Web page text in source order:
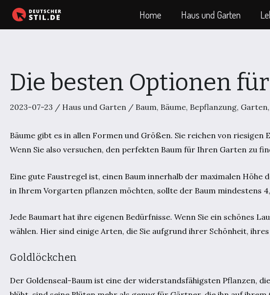
Zum
Inhalt
Home Haus und Garten
Die besten Optionen
2023-07-23 / Haus und Garten / Baum, Bäume, Bepflanzung, Garten,
Bäume gibt es in allen Formen und Größen. Sie reichen von riesigen
Wenn Sie also versuchen, den perfekten Baum für Ihren Garten zu
Eine gute Faustregel ist, einen Baum innerhalb der maximalen Höhe
in Ihrem Vorgarten pflanzen möchten, sollte der Baum mindestens
Jede Baumart hat ihre eigenen Bedürfnisse. Wenn Sie ein schönes
wählen. Hier sind einige Arten, die Sie aufgrund ihrer Schönheit,
Goldlöckchen
Der Goldenseal-Baum ist eine der widerstandsfähigsten Pflanzen,